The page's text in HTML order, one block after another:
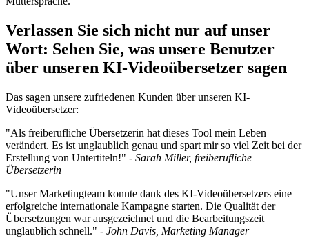
Verlassen Sie sich nicht nur auf unser
Wort: Sehen Sie, was unsere Benutzer
über unseren KI-Videoübersetzer sagen
Das sagen unsere zufriedenen Kunden über unseren KI-
Videoübersetzer:
"Als freiberufliche Übersetzerin hat dieses Tool mein Leben
verändert. Es ist unglaublich genau und spart mir so viel Zeit bei der
Erstellung von Untertiteln!" - Sarah Miller, freiberufliche
Übersetzerin
"Unser Marketingteam konnte dank des KI-Videoübersetzers eine
erfolgreiche internationale Kampagne starten. Die Qualität der
Übersetzungen war ausgezeichnet und die Bearbeitungszeit
unglaublich schnell." - John Davis, Marketing Manager